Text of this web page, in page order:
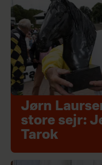
Jørn
store sejr:
Tarok